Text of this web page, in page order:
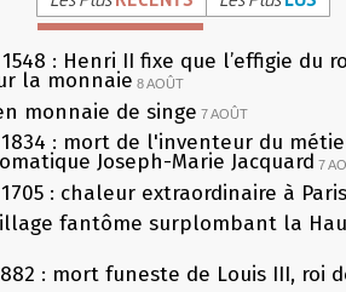
: Henri II fixe que l’effigie du
la monnaie 8 AOÛT
monnaie de singe 7 AOÛT
: mort de l'inventeur du
Joseph-Marie Jacquard 7
: chaleur extraordinaire à Paris
fantôme surplombant la
: mort funeste de Louis III, roi